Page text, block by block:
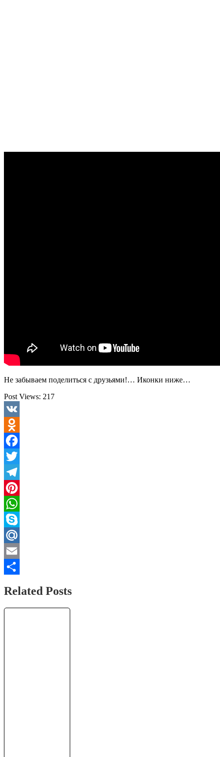
Не забываем поделиться с друзьями!… Иконки ниже…
Post Views: 217
VK
Odnoklassniki
Facebook
Twitter
Telegram
Pinterest
WhatsApp
Skype
Mail.Ru
Email
Related Posts